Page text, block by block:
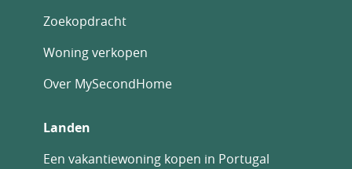
Zoekopdracht
Woning verkopen
Over MySecondHome
Landen
Een vakantiewoning kopen in Portugal